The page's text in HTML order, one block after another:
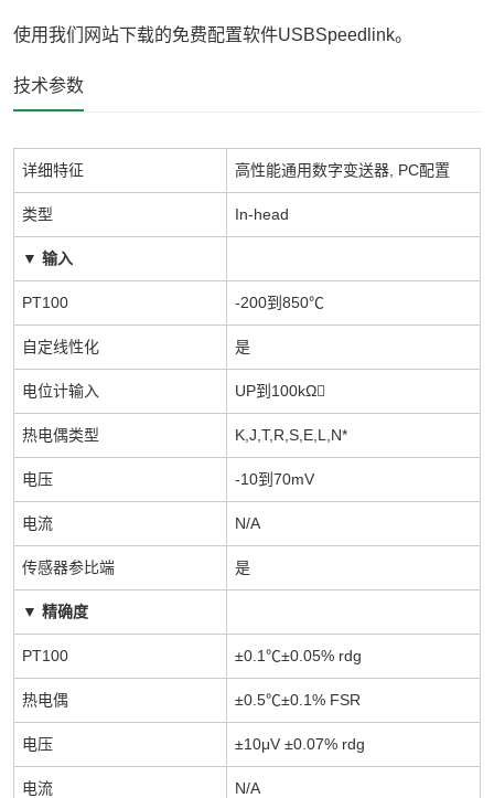
使用我们网站下载的免费配置软件USBSpeedlink。
技术参数
详细特征 高性能通用数字变送器, PC配置
类型 In-head
▼ 输入
PT100 -200到850℃
自定线性化 是
电位计输入 UP到100kΩ
热电偶类型 K,J,T,R,S,E,L,N*
电压 -10到70mV
电流 N/A
传感器参比端 是
▼ 精确度
PT100 ±0.1℃±0.05% rdg
热电偶 ±0.5℃±0.1% FSR
电压 ±10μV ±0.07% rdg
电流 N/A